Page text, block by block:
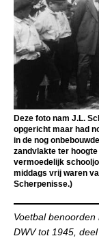
Deze foto nam J.L.
opgericht maar had
in de nog
zandvlakte ter
vermoedelijk
middags vrij waren
Scherpenisse.)
Voetbal benoorden
DWV tot 1945,